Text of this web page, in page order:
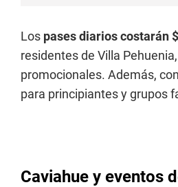
Los pases diarios costarán
residentes de Villa
promocionales. Además,
para principiantes y grupos
Caviahue y eventos